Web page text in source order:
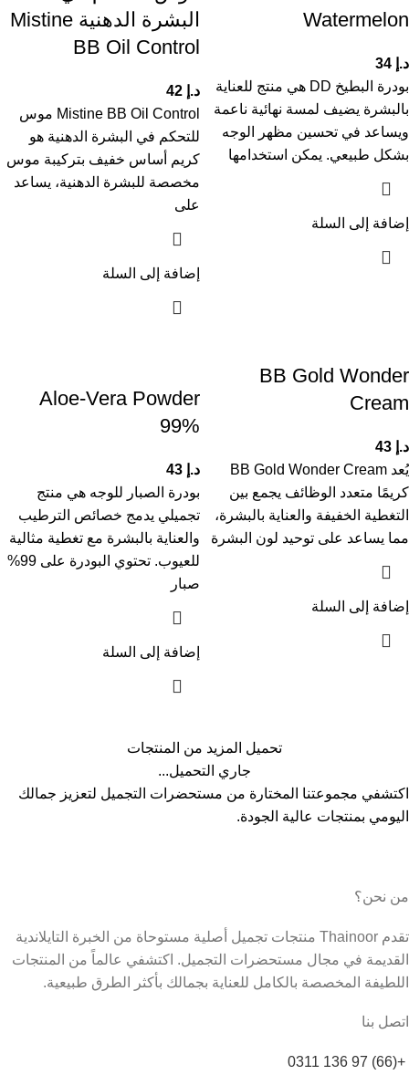
Watermelon
د.إ
بودرة البطيخ DD هي منتج للعناية
بالبشرة يضيف لمسة نهائية ناعمة
ويساعد في تحسين مظهر الوجه
بشكل طبيعي. يمكن استخدامها
إضافة إلى السلة
البشرة الدهنية Mistine
BB Oil Control
د.إ
Mistine BB Oil Control موس
للتحكم في البشرة الدهنية هو
كريم أساس خفيف بتركيبة موس
مخصصة للبشرة الدهنية، يساعد
على
إضافة إلى السلة
BB Gold Wonder
Cream
د.إ
يُعد BB Gold Wonder Cream
كريمًا متعدد الوظائف يجمع بين
التغطية الخفيفة والعناية بالبشرة،
مما يساعد على توحيد لون البشرة
إضافة إلى السلة
Aloe-Vera Powder
99%
د.إ
بودرة الصبار للوجه هي منتج
تجميلي يدمج خصائص الترطيب
والعناية بالبشرة مع تغطية مثالية
للعيوب. تحتوي البودرة على 99%
صبار
إضافة إلى السلة
تحميل المزيد من المنتجات
جاري التحميل...
اكتشفي مجموعتنا المختارة من مستحضرات التجميل لتعزيز جمالك
اليومي بمنتجات عالية الجودة.
من نحن؟
تقدم Thainoor منتجات تجميل أصلية مستوحاة من الخبرة التايلاندية
القديمة في مجال مستحضرات التجميل. اكتشفي عالماً من المنتجات
اللطيفة المخصصة بالكامل للعناية بجمالك بأكثر الطرق طبيعية.
اتصل بنا
+(66) 97 136 0311